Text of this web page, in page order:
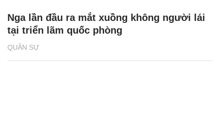
QUÂN SỰ
Nga lần đầu ra mắt xuồng không người lái
tại triển lãm quốc phòng